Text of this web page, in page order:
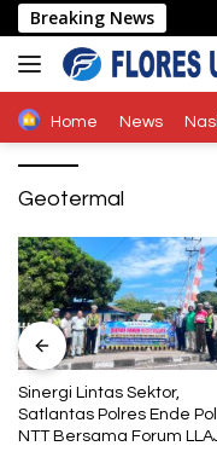
Langsung
ke
konten
Breaking News
Daerah
Home News
Geotermal
Sinergi Lintas Sektor,
Satlantas Polres Ende
NTT Bersama Forum